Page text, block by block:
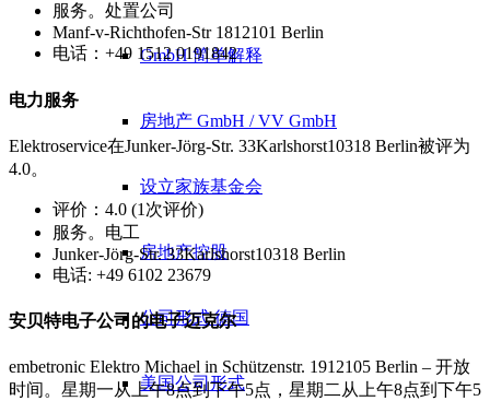
GmbH 简单解释
房地产 GmbH / VV GmbH
设立家族基金会
房地产控股
公司形式 德国
美国公司形式
服务。处置公司
Manf-v-Richthofen-Str 1812101 Berlin
电话：+49 1512 0191842
电力服务
Elektroservice在Junker-Jörg-Str. 33Karlshorst10318 Berlin被评为
4.0。
评价：4.0 (1次评价)
服务。电工
Junker-Jörg-Str. 33Karlshorst10318 Berlin
电话: +49 6102 23679
安贝特电子公司的电子迈克尔
embetronic Elektro Michael in Schützenstr. 1912105 Berlin – 开放
时间。星期一从上午8点到下午5点，星期二从上午8点到下午5